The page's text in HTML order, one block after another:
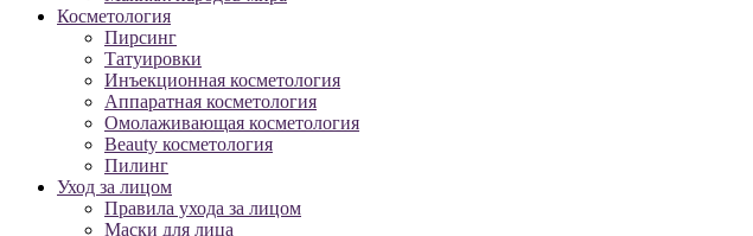
Косметология
Пирсинг
Татуировки
Инъекционная косметология
Аппаратная косметология
Омолаживающая косметология
Beauty косметология
Пилинг
Уход за лицом
Правила ухода за лицом
Маски для лица